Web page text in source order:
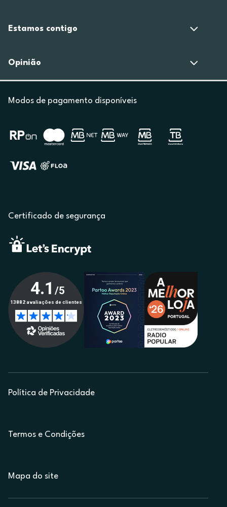
Estamos contigo
Opinião
Modos de pagamento disponíveis
Certificado de segurança
Política de Privacidade
Termos e Condições
Mapa do site